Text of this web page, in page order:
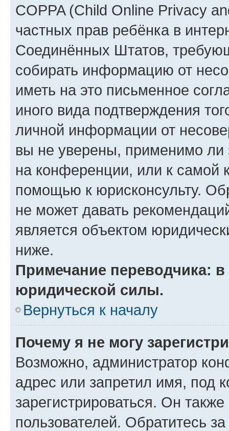
COPPA (Child Online Privacy
частных прав ребёнка в
Соединённых Штатов,
собирать информацию от
иметь на это письменное
иного вида подтверждения
личной информации от
вы не уверены, применимо ли
на конференции, или к самой
помощью к юрисконсульту.
не может давать
является объектом
ниже.
Примечание переводчика:
юридической силы.
Вернуться к началу
Почему я не могу
Возможно, администратор
адрес или запретил имя, под
зарегистрироваться. Он
пользователей. Обратитесь